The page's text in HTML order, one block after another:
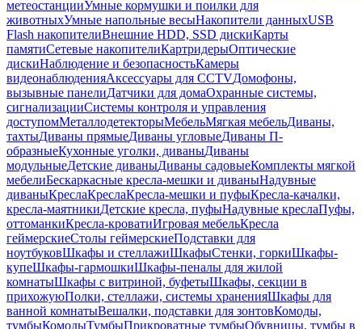
метеостанцииУмные кормушки и поилки для
животныхУмные напольные весыНакопители данныхUSB
Flash накопителиВнешние HDD, SSD дискиКарты
памятиСетевые накопителиКартридерыОптические
дискиНаблюдение и безопасностьКамеры
видеонаблюденияАксессуары для CCTVДомофоны,
вызывные панелиДатчики для домаОхранные системы,
сигнализацииСистемы контроля и управления
доступомМеталлодетекторыМебельМягкая мебельДиваны,
тахтыДиваны прямыеДиваны угловыеДиваны П-
образныеКухонные уголки, диваныДиваны
модульныеДетские диваныДиваны садовыеКомплекты мягкой
мебелиБескаркасные кресла-мешки и диваныНадувные
диваныКреслаКреслаКресла-мешки и пуфыКресла-качалки,
кресла-маятникиДетские кресла, пуфыНадувные креслаПуфы,
оттоманкиКресла-кроватиИгровая мебельКресла
геймерскиеСтолы геймерскиеПодставки для
ноутбуковШкафы и стеллажиШкафыСтенки, горкиШкафы-
купеШкафы-гармошкиШкафы-пеналы для жилой
комнатыШкафы с витриной, буфетыШкафы, секции в
прихожуюПолки, стеллажи, системы храненияШкафы для
ванной комнатыВешалки, подставки для зонтовКомоды,
тумбыКомодыТумбыПрикроватные тумбыОбувницы, тумбы в